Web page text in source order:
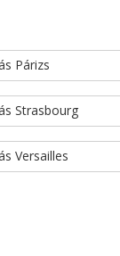
Párizs
Strasbourg
Versailles